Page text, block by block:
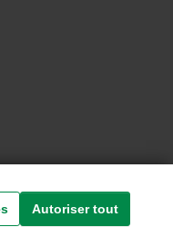
Autoriser tout